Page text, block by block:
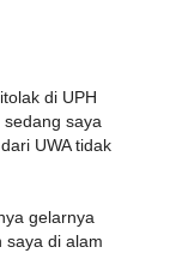
di UPH
saya
UWA tidak
gelarnya
saya di alam